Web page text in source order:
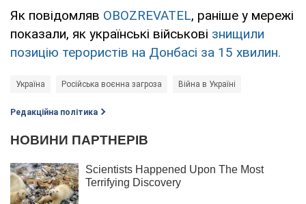
Як повідомляв OBOZREVATEL, раніше у мережі
показали, як українські військові знищили
позицію терористів на Донбасі за 15 хвилин.
Україна Російська воєнна загроза Війна в Україні
Редакційна політика